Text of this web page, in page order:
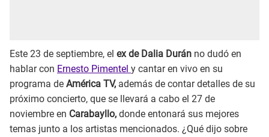
Este 23 de septiembre, el ex de Dalia Durán no dudó en
hablar con Ernesto Pimentel y cantar en vivo en su
programa de América TV, además de contar detalles de su
próximo concierto, que se llevará a cabo el 27 de
noviembre en Carabayllo, donde entonará sus mejores
temas junto a los artistas mencionados. ¿Qué dijo sobre